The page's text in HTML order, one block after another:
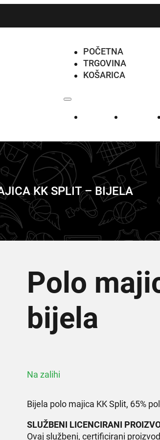
POČETNA
TRGOVINA
KOŠARICA
POČETNA
KK SPLIT – BIJELA
Polo
bijela
Na zalihi
Bijela polo majica KK Split, 65%
SLUŽBENI LICENCIRANI
Ovaj službeni, certificirani